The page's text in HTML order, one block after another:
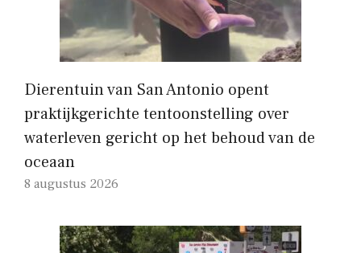
Dierentuin van San Antonio opent
praktijkgerichte tentoonstelling over
waterleven gericht op het behoud van de
oceaan
8 augustus 2026